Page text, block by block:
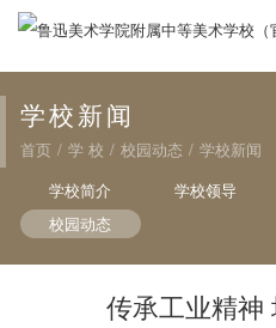
学校新闻
首页 / 学 校 / 校园动态 / 学校新闻
学校简介
学校领导
校园动态
传承工业精神